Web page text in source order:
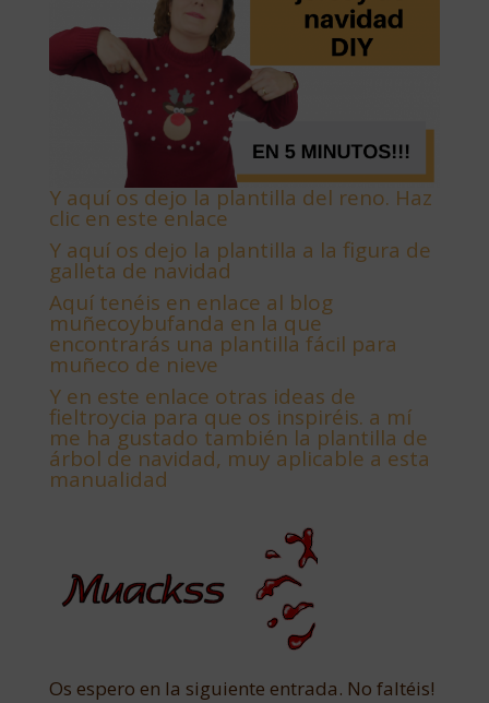
Y aquí os dejo la plantilla del reno. Haz
clic en este enlace
Y aquí os dejo la plantilla a la figura de
galleta de navidad
Aquí tenéis en enlace al blog
muñecoybufanda en la que
encontrarás una plantilla fácil para
muñeco de nieve
Y en este enlace otras ideas de
fieltroycia para que os inspiréis. a mí
me ha gustado también la plantilla de
árbol de navidad, muy aplicable a esta
manualidad
Os espero en la siguiente entrada. No faltéis!